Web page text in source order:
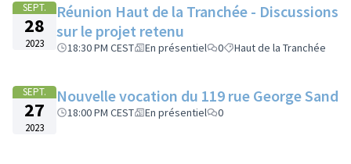
SEPT.
28
2023
Réunion Haut de la Tranchée - Discussions
sur le projet retenu
18:30 PM CEST En présentiel 0 Haut de la Tranchée
SEPT.
27
2023
Nouvelle vocation du 119 rue George Sand
18:00 PM CEST En présentiel 0